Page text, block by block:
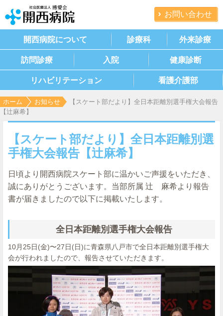
お問い合わせ
開西病院について 診療科 外来診療
訪問診療 入院 健康診断
リハビリテーション 看護介護部
ホーム お知らせ
【スケート部だより】全日本距離別選手権大会報告
【辻麻希】
【スケート部だより】全日本距離別選
手権大会報告【辻麻希】
日頃より開西病院スケート部に温かいご声援をいただき、
誠にありがとうございます。当部所属 辻 麻希より報告
書が届きましたので以下に掲載いたします。
全日本距離別選手権大会報告
10月25日(金)〜27日(日)に青森県八戸市で全日本距離別選手権大
会が行われましたので、報告させていただきます。